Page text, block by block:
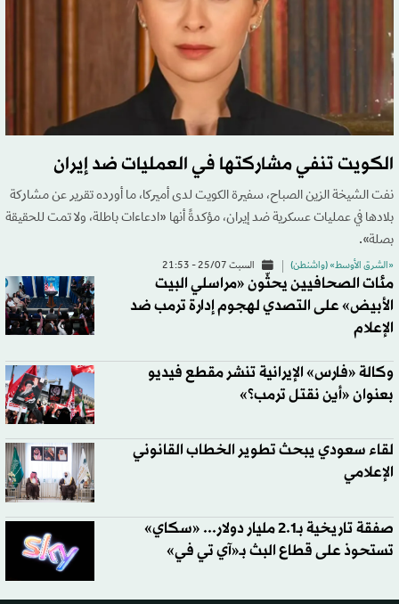
الكويت تنفي مشاركتها في العمليات ضد إيران
نفت الشيخة الزين الصباح، سفيرة الكويت لدى أميركا، ما أورده تقرير عن مشاركة
بلادها في عمليات عسكرية ضد إيران، مؤكدةً أنها «ادعاءات باطلة، ولا تمت للحقيقة
بصلة».
«الشرق الأوسط» (واشنطن) السبت 25/07 - 21:53
مئات الصحافيين يحثّون «مراسلي البيت
الأبيض» على التصدي لهجوم إدارة ترمب ضد
الإعلام
وكالة «فارس» الإيرانية تنشر مقطع فيديو
بعنوان «أين نقتل ترمب؟»
لقاء سعودي يبحث تطوير الخطاب القانوني
الإعلامي
صفقة تاريخية بـ2.1 مليار دولار... «سكاي»
تستحوذ على قطاع البث بـ«آي تي في»